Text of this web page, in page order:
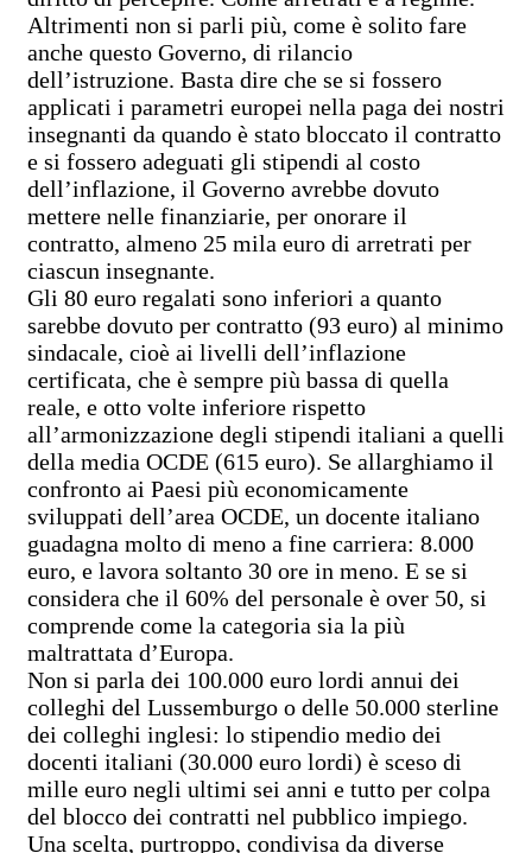
Altrimenti non si parli più, come è solito fare
anche questo Governo, di rilancio
dell’istruzione. Basta dire che se si fossero
applicati i parametri europei nella paga dei nostri
insegnanti da quando è stato bloccato il contratto
e si fossero adeguati gli stipendi al costo
dell’inflazione, il Governo avrebbe dovuto
mettere nelle finanziarie, per onorare il
contratto, almeno 25 mila euro di arretrati per
ciascun insegnante.
Gli 80 euro regalati sono inferiori a quanto
sarebbe dovuto per contratto (93 euro) al minimo
sindacale, cioè ai livelli dell’inflazione
certificata, che è sempre più bassa di quella
reale, e otto volte inferiore rispetto
all’armonizzazione degli stipendi italiani a quelli
della media OCDE (615 euro). Se allarghiamo il
confronto ai Paesi più economicamente
sviluppati dell’area OCDE, un docente italiano
guadagna molto di meno a fine carriera: 8.000
euro, e lavora soltanto 30 ore in meno. E se si
considera che il 60% del personale è over 50, si
comprende come la categoria sia la più
maltrattata d’Europa.
Non si parla dei 100.000 euro lordi annui dei
colleghi del Lussemburgo o delle 50.000 sterline
dei colleghi inglesi: lo stipendio medio dei
docenti italiani (30.000 euro lordi) è sceso di
mille euro negli ultimi sei anni e tutto per colpa
del blocco dei contratti nel pubblico impiego.
Una scelta, purtroppo, condivisa da diverse